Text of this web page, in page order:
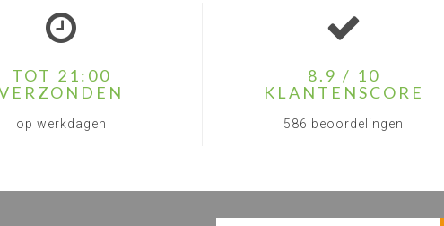
TOT 21:00
op werkdagen
8.9 / 10
KLANTENSCORE
586 beoordelingen